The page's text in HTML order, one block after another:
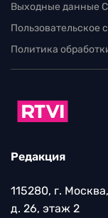
Выходные данные
Пользовательское
Политика
Редакция
115280, г.
д. 26, этаж 2